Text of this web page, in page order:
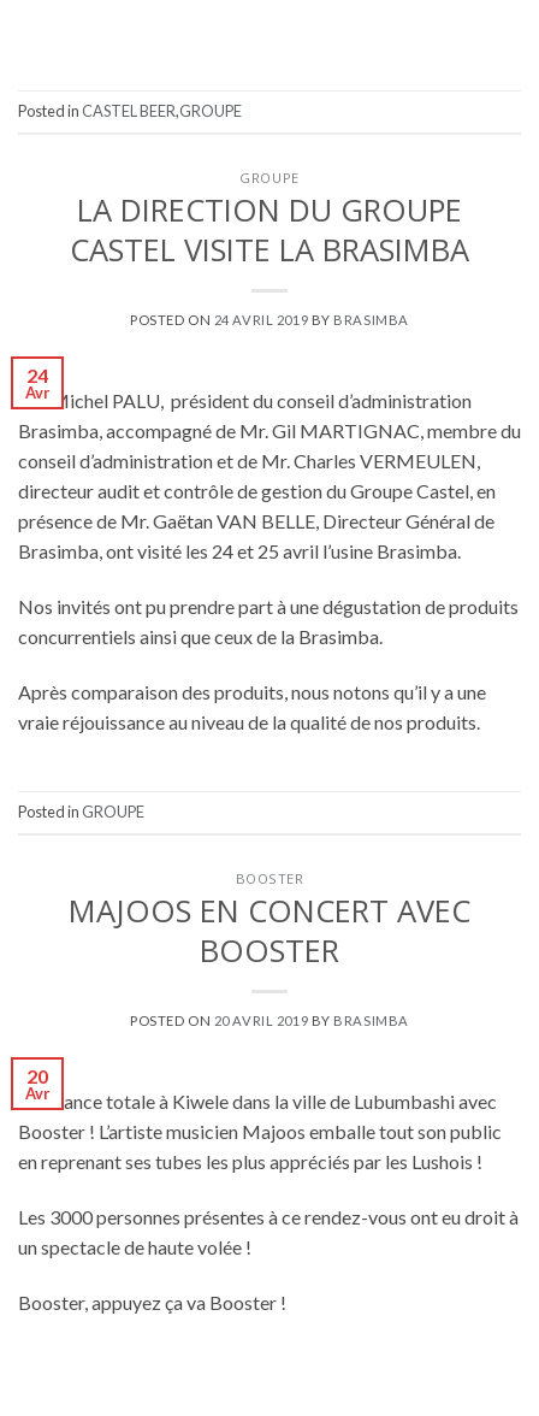
Posted in CASTEL BEER,GROUPE
GROUPE
LA DIRECTION DU GROUPE
CASTEL VISITE LA BRASIMBA
POSTED ON 24 AVRIL 2019 BY BRASIMBA
24
Avr
Mr. Michel PALU, président du conseil d’administration
Brasimba, accompagné de Mr. Gil MARTIGNAC, membre du
conseil d’administration et de Mr. Charles VERMEULEN,
directeur audit et contrôle de gestion du Groupe Castel, en
présence de Mr. Gaëtan VAN BELLE, Directeur Général de
Brasimba, ont visité les 24 et 25 avril l’usine Brasimba.
Nos invités ont pu prendre part à une dégustation de produits
concurrentiels ainsi que ceux de la Brasimba.
Après comparaison des produits, nous notons qu’il y a une
vraie réjouissance au niveau de la qualité de nos produits.
Posted in GROUPE
BOOSTER
MAJOOS EN CONCERT AVEC
BOOSTER
POSTED ON 20 AVRIL 2019 BY BRASIMBA
20
Avr
Ambiance totale à Kiwele dans la ville de Lubumbashi avec
Booster ! L’artiste musicien Majoos emballe tout son public
en reprenant ses tubes les plus appréciés par les Lushois !
Les 3000 personnes présentes à ce rendez-vous ont eu droit à
un spectacle de haute volée !
Booster, appuyez ça va Booster !